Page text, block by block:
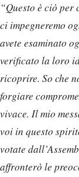
“Questo è ciò per
ci impegneremo
avete esaminato
verificato la loro
ricoprire. So che
forgiare
vivace. Il mio
voi in questo
votate
affronterò le